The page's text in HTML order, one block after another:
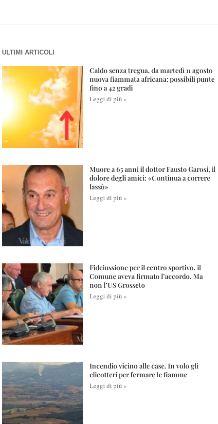
ULTIMI ARTICOLI
Caldo senza tregua, da martedì 11 agosto
nuova fiammata africana: possibili punte
fino a 42 gradi
Leggi di più »
Muore a 65 anni il dottor Fausto Garosi, il
dolore degli amici: «Continua a correre
lassù»
Leggi di più »
Fideiussione per il centro sportivo, il
Comune aveva firmato l’accordo. Ma
non l’US Grosseto
Leggi di più »
Incendio vicino alle case. In volo gli
elicotteri per fermare le fiamme
Leggi di più »